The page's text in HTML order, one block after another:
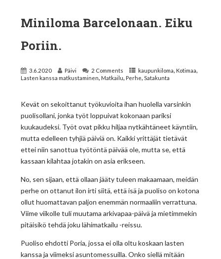
Miniloma Barcelonaan. Eiku
Poriin.
3.6.2020 Päivi 2 Comments kaupunkiloma,Kotimaa,
Lasten kanssa matkustaminen,Matkailu,Perhe,Satakunta
Kevät on sekoittanut työkuvioita ihan huolella varsinkin
puolisollani, jonka työt loppuivat kokonaan pariksi
kuukaudeksi. Työt ovat pikku hiljaa nytkähtäneet käyntiin,
mutta edelleen tyhjiä päiviä on. Kaikki yrittäjät tietävät
ettei niin sanottua työtöntä päivää ole, mutta se, että
kassaan kilahtaa jotakin on asia erikseen.
No, sen sijaan, että ollaan jääty tuleen makaamaan, meidän
perhe on ottanut ilon irti siitä, että isä ja puoliso on kotona
ollut huomattavan paljon enemmän normaaliin verrattuna.
Viime viikolle tuli muutama arkivapaa-päivä ja mietimmekin
pitäisikö tehdä joku lähimatkailu -reissu.
Puoliso ehdotti Poria, jossa ei olla oltu koskaan lasten
kanssa ja viimeksi asuntomessuilla. Onko siellä mitään